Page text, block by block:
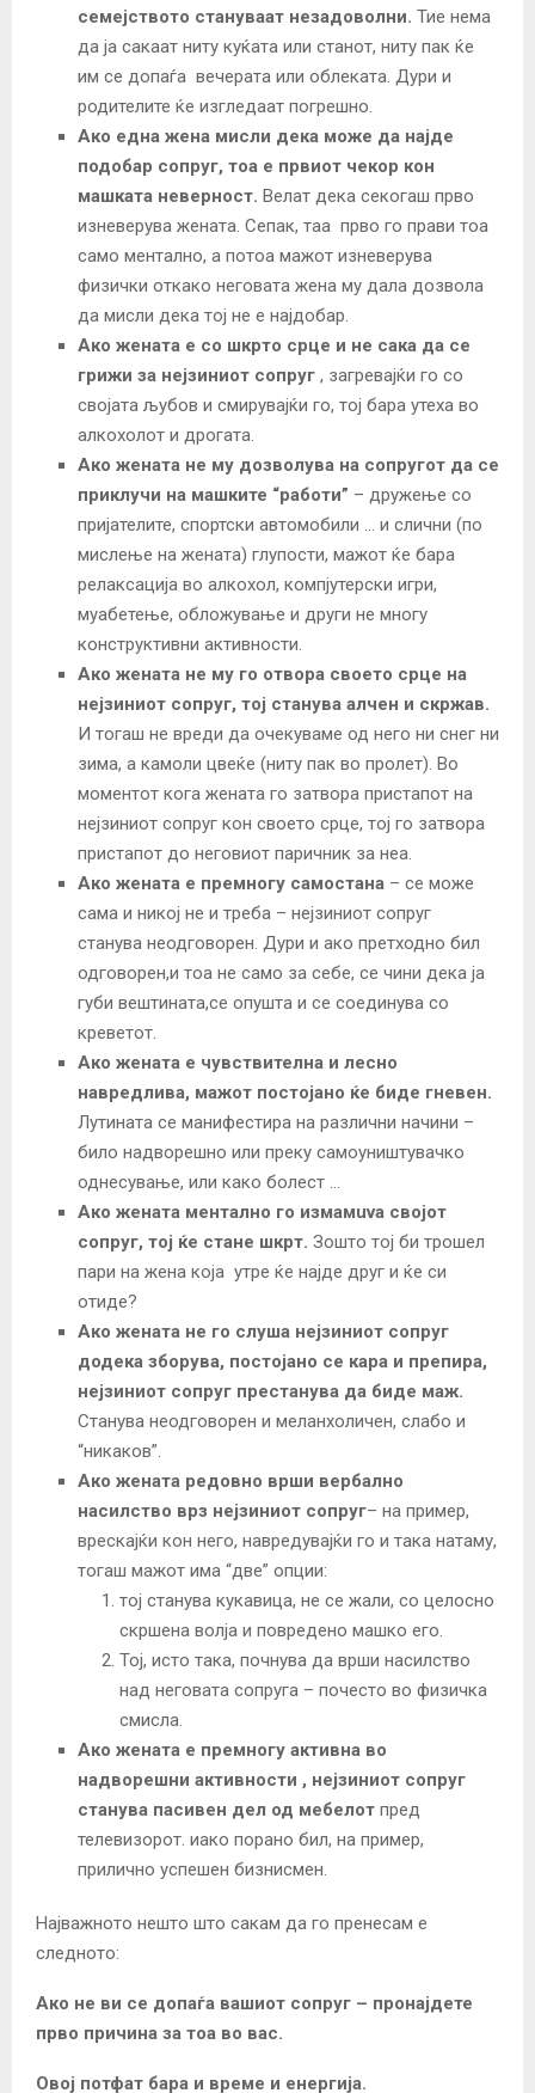
семејството стануваат незадоволни. Тие нема
да ја сакаат ниту куќата или станот, ниту пак ќе
им се допаѓа вечерата или облеката. Дури и
родителите ќе изгледаат погрешно.
Ако една жена мисли дека може да најде
подобар сопруг, тоа е првиот чекор кон
машката неверност. Велат дека секогаш прво
изневерува жената. Сепак, таа прво го прави тоа
само ментално, а потоа мажот изневерува
физички откако неговата жена му дала дозвола
да мисли дека тој не е најдобар.
Ако жената е со шкрто срце и не сака да се
грижи за нејзиниот сопруг , загревајќи го со
својата љубов и смирувајќи го, тој бара утеха во
алкохолот и дрогата.
Ако жената не му дозволува на сопругот да се
приклучи на машките “работи” – дружење со
пријателите, спортски автомобили … и слични (по
мислење на жената) глупости, мажот ќе бара
релаксација во алкохол, компјутерски игри,
муабетење, обложување и други не многу
конструктивни активности.
Ако жената не му го отвора своето срце на
нејзиниот сопруг, тој станува алчен и скржав.
И тогаш не вреди да очекуваме од него ни снег ни
зима, а камоли цвеќе (ниту пак во пролет). Во
моментот кога жената го затвора пристапот на
нејзиниот сопруг кон своето срце, тој го затвора
пристапот до неговиот паричник за неа.
Ако жената е премногу самостана – се може
сама и никој не и треба – нејзиниот сопруг
станува неодговорен. Дури и ако претходно бил
одговорен,и тоа не само за себе, се чини дека ја
губи вештината,се опушта и се соединува со
креветот.
Ако жената е чувствителна и лесно
навредлива, мажот постојано ќе биде гневен.
Лутината се манифестира на различни начини –
било надворешно или преку самоуништувачко
однесување, или како болест …
Ако жената ментално го измамuva својот
сопруг, тој ќе стане шкрт. Зошто тој би трошел
пари на жена која утре ќе најде друг и ќе си
отиде?
Ако жената не го слуша нејзиниот сопруг
додека зборува, постојано се кара и препира,
нејзиниот сопруг престанува да биде маж.
Станува неодговорен и меланхоличен, слабо и
“никаков”.
Ако жената редовно врши вербално
насилство врз нејзиниот сопруг– на пример,
врескајќи кон него, навредувајќи го и така натаму,
тогаш мажот има “две” опции:
тој станува кукавица, не се жали, со целосно
скршена волја и повредено машко его.
Тој, исто така, почнува да врши насилство
над неговата сопруга – почесто во физичка
смисла.
Ако жената е премногу активна во
надворешни активности , нејзиниот сопруг
станува пасивен дел од мебелот пред
телевизорот. иако порано бил, на пример,
прилично успешен бизнисмен.
Најважното нешто што сакам да го пренесам е
следното:
Ако не ви се допаѓа вашиот сопруг – пронајдете
прво причина за тоа во вас.
Овој потфат бара и време и енергија.